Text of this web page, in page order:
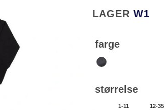
LAGER W1
farge
størrelse
1-11 12-35